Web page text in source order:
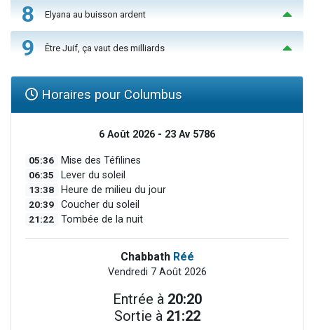
8 Elyana au buisson ardent
9 Être Juif, ça vaut des milliards
Horaires pour Columbus
6 Août 2026 - 23 Av 5786
05:36 Mise des Téfilines
06:35 Lever du soleil
13:38 Heure de milieu du jour
20:39 Coucher du soleil
21:22 Tombée de la nuit
Chabbath Réé
Vendredi 7 Août 2026
Entrée à 20:20
Sortie à 21:22